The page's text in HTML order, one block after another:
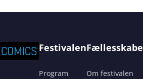
Festivalen
Program Om festivalen